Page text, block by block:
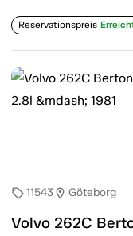
Reservationspreis
sell11543location_on Göteborg
Volvo 262C